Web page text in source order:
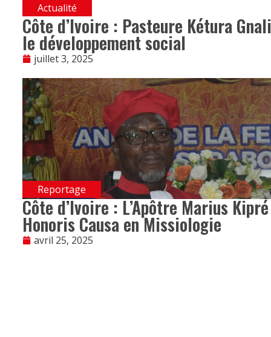
Actualité
Côte d’Ivoire : Pasteure Kétura
le développement social
juillet 3, 2025
Reportage
Côte d’Ivoire : L’Apôtre Marius
Honoris Causa en Missiologie
avril 25, 2025